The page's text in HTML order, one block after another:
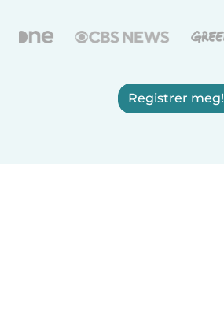
Registrer meg!